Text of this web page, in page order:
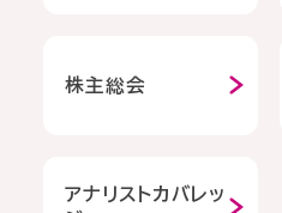
株主総会
アナリストカバレッ